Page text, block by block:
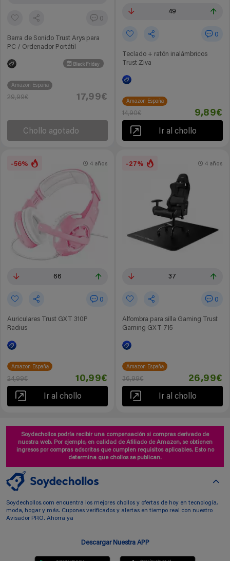
0
Barra de Sonido Trust Arys para
PC / Ordenador Portátil
Black Friday
Amazon España
29,99€ 17,99€
Chollo agotado
49
0
Teclado + ratón inalámbricos
Trust Ziva
Amazon España
14,90€ 9,89€
Ir al chollo
-56%
66
0
Auriculares Trust GXT 310P
Radius
4 años
Amazon España
24,99€ 10,99€
Ir al chollo
-27%
37
0
Alfombra para silla Gaming Trust
Gaming GXT 715
4 años
Amazon España
36,99€ 26,99€
Ir al chollo
Soydechollos podría recibir una compensación si compras derivado de
nuestra web. Por ejemplo, en calidad de Afiliado de Amazon, se obtienen
ingresos por compras adscritas que cumplen requisitos aplicables. Esto no
determina que chollos se publican.
Soydechollos.com encuentra los mejores chollos y ofertas de hoy en tecnología,
moda, hogar y más. Cupones verificados y alertas en tiempo real con nuestro
Avisador PRO. Ahorra ya
Descargar Nuestra APP